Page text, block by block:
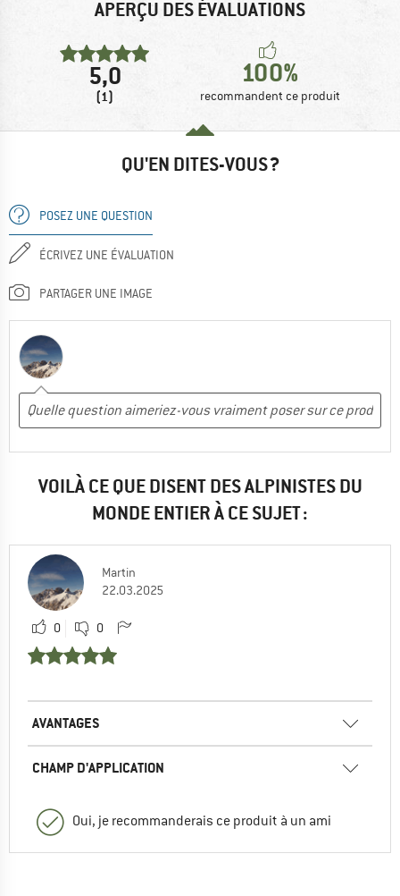
APERÇU DES ÉVALUATIONS
5,0
(1)
100%
recommandent ce produit
QU'EN DITES-VOUS ?
POSEZ UNE QUESTION
ÉCRIVEZ UNE ÉVALUATION
PARTAGER UNE IMAGE
VOILÀ CE QUE DISENT DES ALPINISTES DU
MONDE ENTIER À CE SUJET :
Martin
22.03.2025
0 0
AVANTAGES
CHAMP D'APPLICATION
Oui, je recommanderais ce produit à un ami